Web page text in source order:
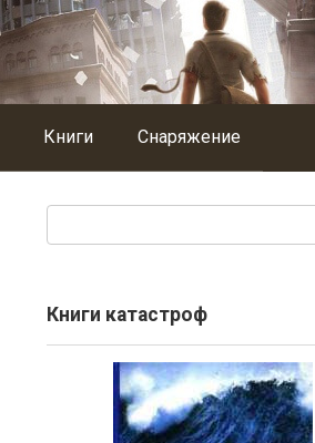
Книги Снаряжение
Книги катастроф